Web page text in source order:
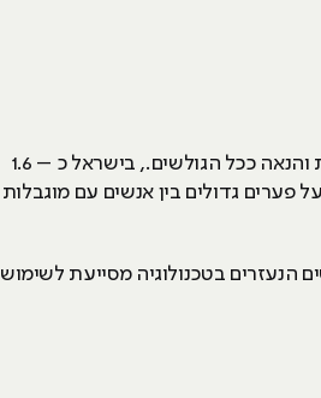
אתר אינטרנט נגיש הוא אתר המאפשר לאנשים עם מוגבלות ולאנשים מבוגרים לגלוש באותה רמה של יעילות והנאה ככל הגולשים., בישראל כ – 1.6
20-64. הנתונים הסטטיסטיים מעידים על פערים גדולים בין אנשים עם מוגבלות
הנעזרים בטכנולוגיה מסייעת לשימוש